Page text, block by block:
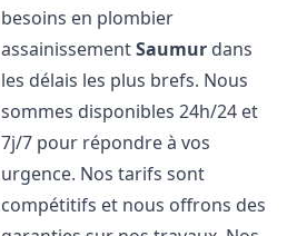
besoins en plombier
assainissementSaumur dans
les délais les plus brefs. Nous
sommes disponibles 24h/24 et
7j/7 pour répondre à vos
urgence. Nos tarifs sont
compétitifs et nous offrons des